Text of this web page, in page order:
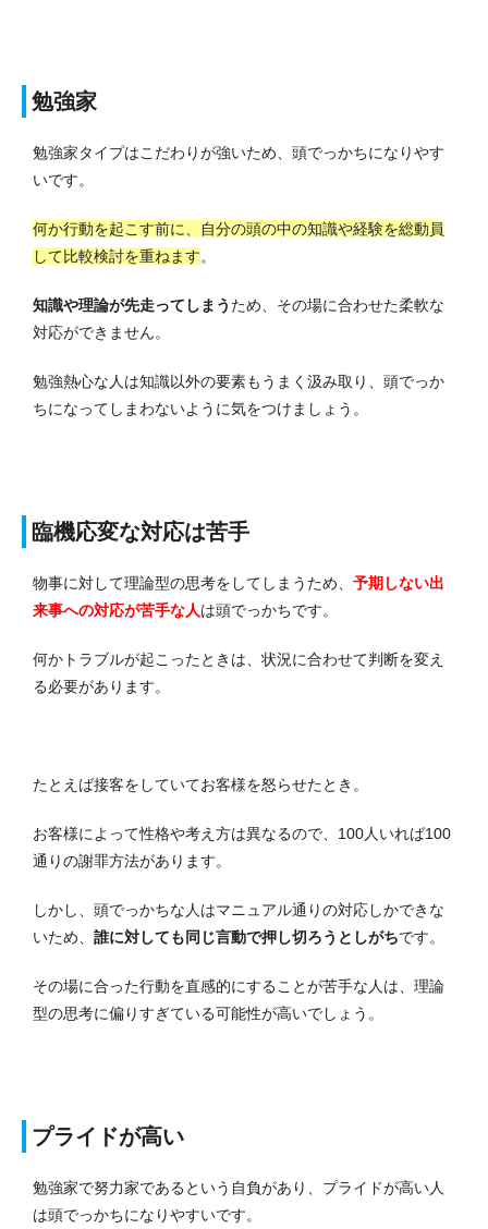
勉強家
勉強家タイプはこだわりが強いため、頭でっかちになりやす
いです。
何か行動を起こす前に、自分の頭の中の知識や経験を総動員
して比較検討を重ねます。
知識や理論が先走ってしまう ため、その場に合わせた柔軟な
対応ができません。
勉強熱心な人は知識以外の要素もうまく汲み取り、頭でっか
ちになってしまわないように気をつけましょう。
臨機応変な対応は苦手
物事に対して理論型の思考をしてしまうため、 予期しない出
来事への対応が苦手な人は頭でっかちです。
何かトラブルが起こったときは、状況に合わせて判断を変え
る必要があります。
たとえば接客をしていてお客様を怒らせたとき。
お客様によって性格や考え方は異なるので、100人いれば100
通りの謝罪方法があります。
しかし、頭でっかちな人はマニュアル通りの対応しかできな
いため、 誰に対しても同じ言動で押し切ろうとしがちです。
その場に合った行動を直感的にすることが苦手な人は、理論
型の思考に偏りすぎている可能性が高いでしょう。
プライドが高い
勉強家で努力家であるという自負があり、プライドが高い人
は頭でっかちになりやすいです。